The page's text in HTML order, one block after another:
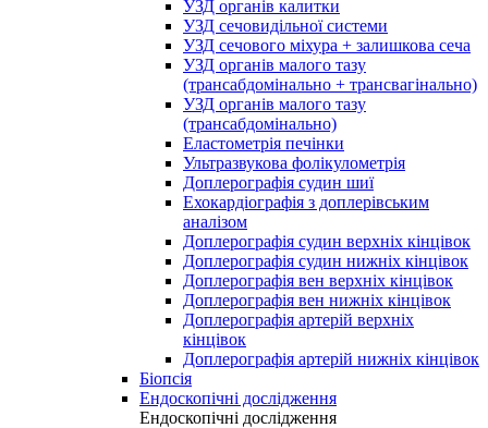
УЗД органів калитки
УЗД сечовидільної системи
УЗД сечового міхура + залишкова сеча
УЗД органів малого тазу
(трансабдомінально + трансвагінально)
УЗД органів малого тазу
(трансабдомінально)
Еластометрія печінки
Ультразвукова фолікулометрія
Доплерографія судин шиї
Ехокардіографія з доплерівським
аналізом
Доплерографія судин верхніх кінцівок
Доплерографія судин нижніх кінцівок
Доплерографія вен верхніх кінцівок
Доплерографія вен нижніх кінцівок
Доплерографія артерій верхніх
кінцівок
Доплерографія артерій нижніх кінцівок
Біопсія
Ендоскопічні дослідження
Ендоскопічні дослідження